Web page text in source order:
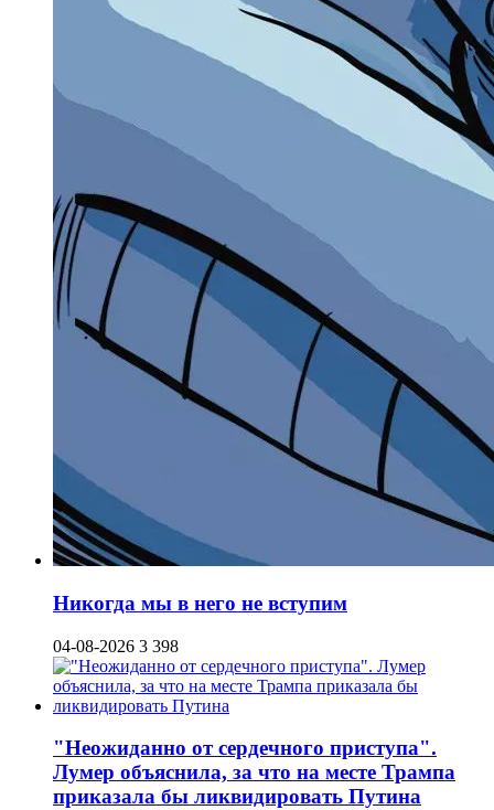
Никогда мы в него не вступим
04-08-2026 3 398
"Неожиданно от сердечного приступа".
Лумер объяснила, за что на месте Трампа
приказала бы ликвидировать Путина